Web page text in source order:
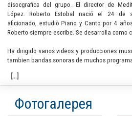
disocgrafica del grupo. El director de
López. Roberto Estobal nació el 24 de
aficionado, estudiò Piano y Canto por 4
Roberto siempre escribe. Se desarrolla como
Ha dirigido varios videos y producciones
tambien bandas sonoras de muchos
Фотогалерея